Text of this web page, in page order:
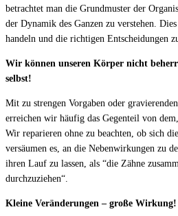
betrachtet man die Grundmuster der
der Dynamik des Ganzen zu verstehen.
handeln und die richtigen Entscheidungen
Wir können unseren Körper nicht
selbst!
Mit zu strengen Vorgaben oder
erreichen wir häufig das Gegenteil von
Wir reparieren ohne zu beachten, ob sich
versäumen es, an die Nebenwirkungen zu
ihren Lauf zu lassen, als “die Zähne
durchzuziehen“.
Kleine Veränderungen – große Wirkung!